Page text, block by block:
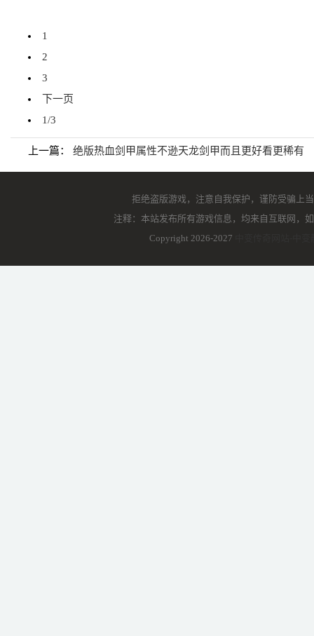
1
2
3
下一页
1/3
上一篇： 绝版热血剑甲属性不逊天龙剑甲而且更好看更稀有
拒绝盗版游戏，注意自我保护，谨防受骗上
注释：本站发布所有游戏信息，均来自互联网，
Copyright 2026-2027